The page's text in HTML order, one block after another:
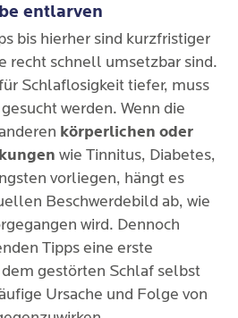
entlarven
bis hierher sind kurzfristiger
recht schnell umsetzbar sind.
Schlaflosigkeit tiefer, muss
werden. Wenn die
körperlichen oder
wie Tinnitus, Diabetes,
vorliegen, hängt es
Beschwerdebild ab, wie
wird. Dennoch
Tipps eine erste
gestörten Schlaf selbst
Ursache und Folge von